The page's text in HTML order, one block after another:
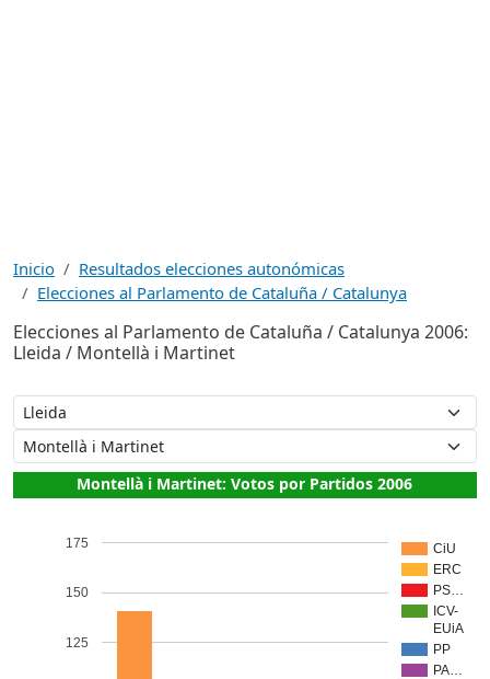
Inicio
Resultados elecciones autonómicas
Elecciones al Parlamento de Cataluña / Catalunya
Elecciones al Parlamento de Cataluña / Catalunya 2006:
Lleida / Montellà i Martinet
Montellà i Martinet: Votos por Partidos 2006
CiU
ERC
PS…
ICV-
EUiA
PP
PA…
125
150
175